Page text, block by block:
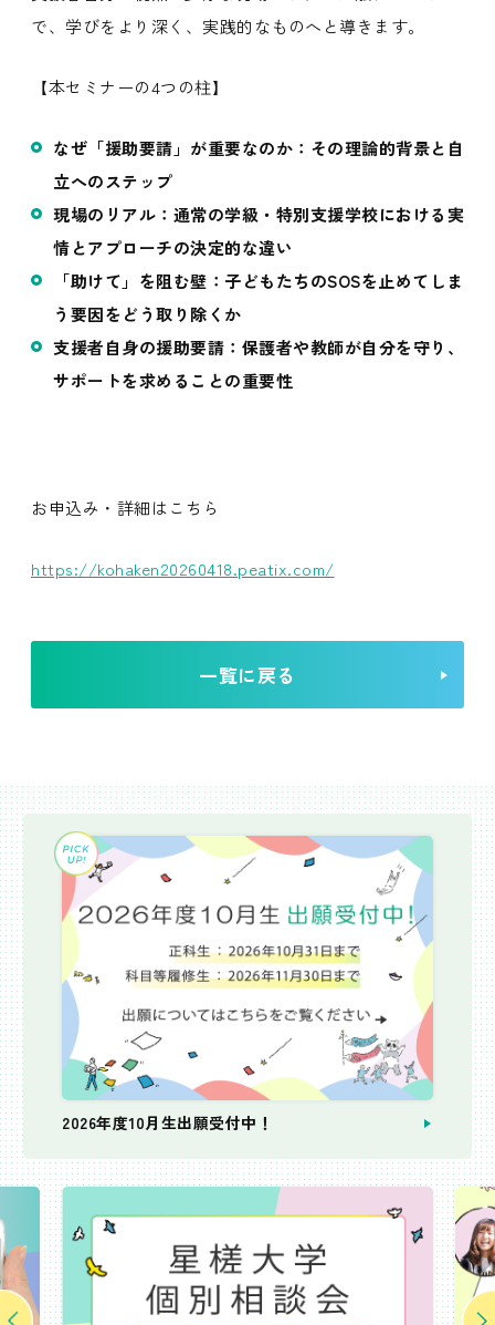
で、学びをより深く、実践的なものへと導きます。
【本セミナーの4つの柱】
なぜ「援助要請」が重要なのか：その理論的背景と自
立へのステップ
現場のリアル：通常の学級・特別支援学校における実
情とアプローチの決定的な違い
「助けて」を阻む壁：子どもたちのSOSを止めてしま
う要因をどう取り除くか
支援者自身の援助要請：保護者や教師が自分を守り、
サポートを求めることの重要性
お申込み・詳細はこちら
https://kohaken20260418.peatix.com/
一覧に戻る
2026年度10月生出願受付中！